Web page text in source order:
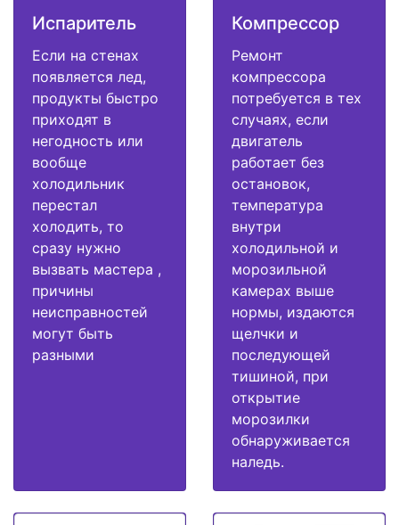
Испаритель
Если на стенах
появляется лед,
продукты быстро
приходят в
негодность или
вообще
холодильник
перестал
холодить, то
сразу нужно
вызвать мастера ,
причины
неисправностей
могут быть
разными
Компрессор
Ремонт
компрессора
потребуется в тех
случаях, если
двигатель
работает без
остановок,
температура
внутри
холодильной и
морозильной
камерах выше
нормы, издаются
щелчки и
последующей
тишиной, при
открытие
морозилки
обнаруживается
наледь.